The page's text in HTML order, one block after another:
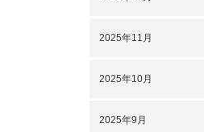
2025年11月
2025年10月
2025年9月